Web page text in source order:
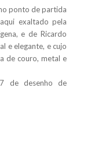
ponto de partida
exaltado pela
e de Ricardo
e elegante, e cujo
de couro, metal e
de desenho de